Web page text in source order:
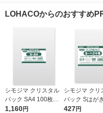
リジナル
LOHACOからのおすすめ
シモジマ クリスタル
パック SA4 100枚入 6
739200 1袋(100枚入)
1,160円
シモジマ クリ
パック Sはが
枚入 6751700
427円